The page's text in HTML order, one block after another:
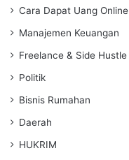
Cara Dapat Uang Online
Manajemen Keuangan
Freelance & Side Hustle
Politik
Bisnis Rumahan
Daerah
HUKRIM